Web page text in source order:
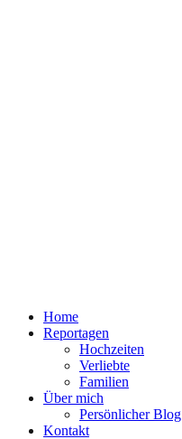
Home
Reportagen
Hochzeiten
Verliebte
Familien
Über mich
Persönlicher Blog
Kontakt